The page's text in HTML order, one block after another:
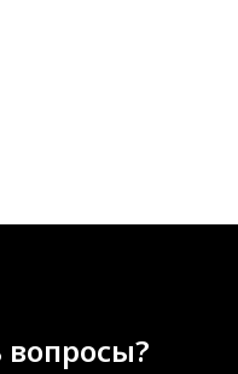
вопросы?